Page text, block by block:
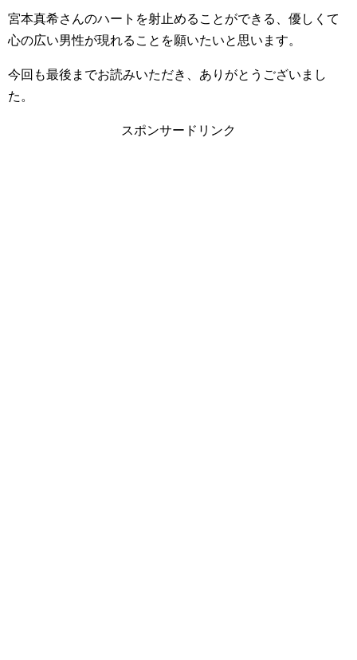
宮本真希さんのハートを射止めることができる、優しくて
心の広い男性が現れることを願いたいと思います。
今回も最後までお読みいただき、ありがとうございまし
た。
スポンサードリンク